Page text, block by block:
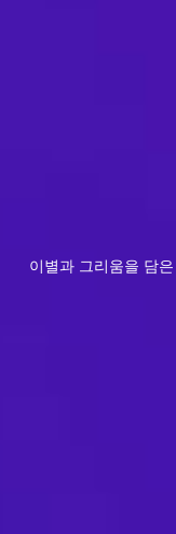
이별과 그리움을 담